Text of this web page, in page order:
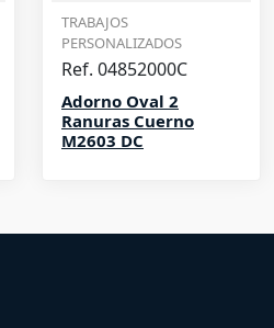
TRABAJOS
PERSONALIZADOS
Ref. 04852000C
Adorno Oval 2
Ranuras Cuerno
M2603 DC